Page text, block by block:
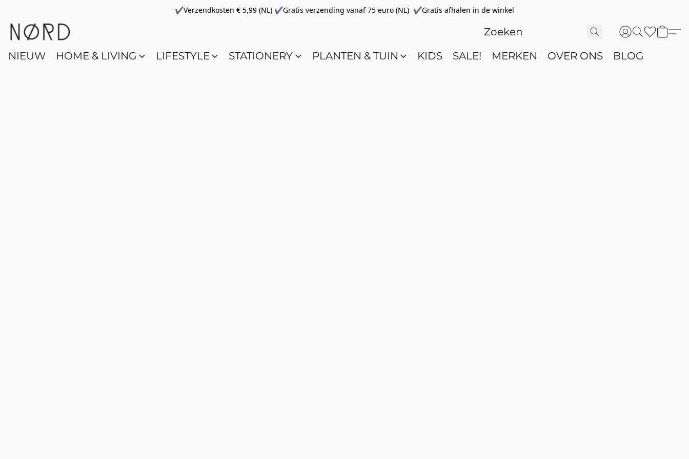
✔Verzendkosten € 5,99 (NL) ✔Gratis verzending vanaf 75 euro (NL) ✔Gratis afhalen in de winkel
NIEUW HOME & LIVING LIFESTYLE STATIONERY PLANTEN & TUIN KIDS SALE! MERKEN OVER ONS BLOG